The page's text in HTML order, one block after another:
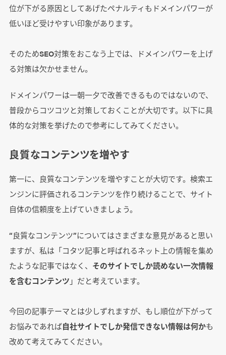
位が下がる原因としてあげたペナルティもドメインパワーが
低いほど受けやすい印象があります。
そのためSEO対策をおこなう上では、ドメインパワーを上げ
る対策は欠かせません。
ドメインパワーは一朝一夕で改善できるものではないので、
普段からコツコツと対策しておくことが大切です。以下に具
体的な対策を挙げたので参考にしてみてください。
良質なコンテンツを増やす
第一に、良質なコンテンツを増やすことが大切です。検索エ
ンジンに評価されるコンテンツを作り続けることで、サイト
自体の信頼度を上げていきましょう。
“良質なコンテンツ”についてはさまざまな意見があると思い
ますが、私は「コタツ記事と呼ばれるネット上の情報を集め
たような記事ではなく、 そのサイトでしか読めない一次情報
を含むコンテンツ 」だと考えています。
今回の記事テーマとは少しずれますが、もし順位が下がって
お悩みであれば自社サイトでしか発信できない情報は何かも
改めて考えてみてください。